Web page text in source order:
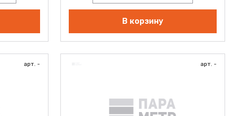
В корзину
арт. - арт. -